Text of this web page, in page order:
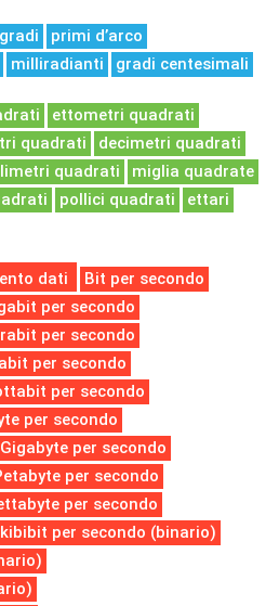
gradi
primi d’arco
milliradianti gradi centesimali
ettometri quadrati
quadrati
decimetri quadrati
quadrati
miglia quadrate
pollici quadrati
ettari
dati
Bit per secondo
per secondo
per secondo
per secondo
per secondo
per secondo
Gigabyte per secondo
per secondo
per secondo
kibibit per secondo (binario)